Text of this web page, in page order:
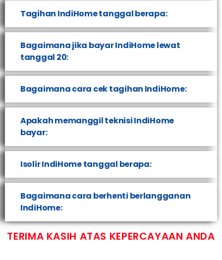
Tagihan IndiHome tanggal berapa:
Bagaimana jika bayar IndiHome lewat
tanggal 20:
Bagaimana cara cek tagihan IndiHome:
Apakah memanggil teknisi IndiHome
bayar:
Isolir IndiHome tanggal berapa:
Bagaimana cara berhenti berlangganan
IndiHome:
TERIMA KASIH ATAS KEPERCAYAAN ANDA